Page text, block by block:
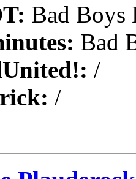
Bad Boys
Bad
/
/